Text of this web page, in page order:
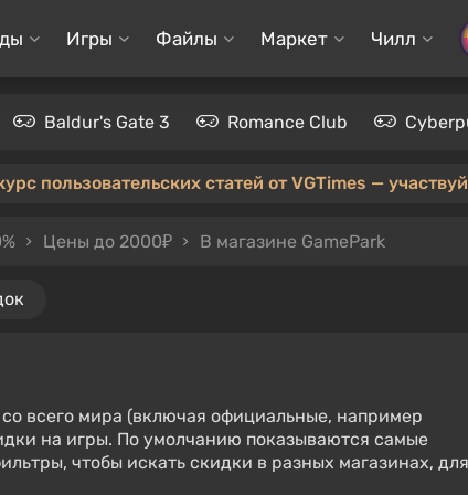
Игры Файлы Маркет Чилл
Baldur's Gate 3 Romance Club
пользовательских статей от VGTimes —
Цены до 2000₽ В магазине GamePark
всего мира (включая официальные, например
на игры. По умолчанию показываются самые
чтобы искать скидки в разных магазинах, для